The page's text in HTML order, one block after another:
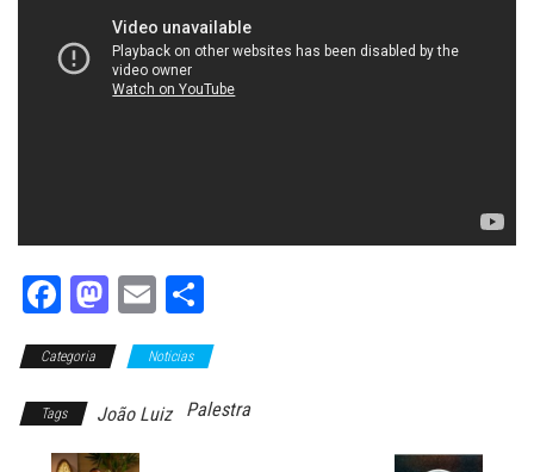
Fa
ce
bo
ok
M
as
to
do
n
E
m
ail
ar
e
Categoria Noticias
Tags João Luiz Palestra